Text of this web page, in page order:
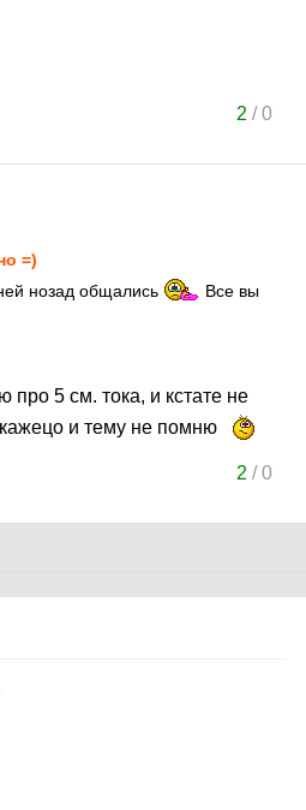
2 /0
=)
нозад общались
Все вы
5 см. тока, и кстате не
и тему не помню
2 /0